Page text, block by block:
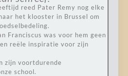
reed Pater Remy nog elke
het klooster in Brussel om
Franciscus was voor hem geen
reële inspiratie voor zijn
zijn voortdurende
school.